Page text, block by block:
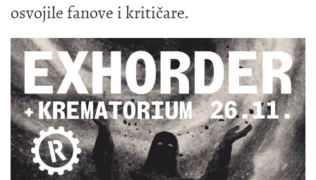
osvojile fanove i kritičare.